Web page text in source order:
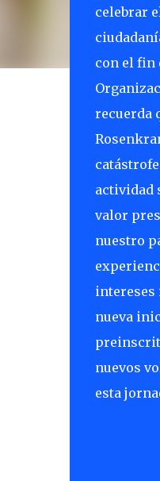
celebrar
con el fin
recuerda
actividad
valor
nuestro
intereses
nueva
nuevos
esta